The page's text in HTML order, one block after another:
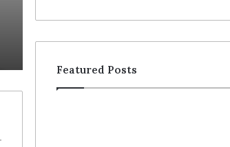
Featured Posts